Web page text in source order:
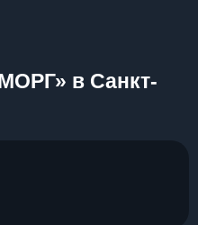
в Санкт-